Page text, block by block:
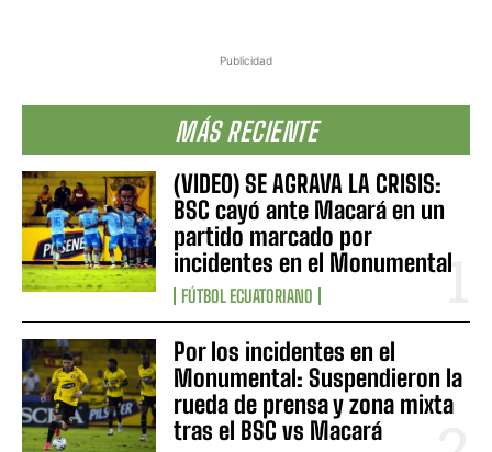
Publicidad
MÁS RECIENTE
(VIDEO) SE AGRAVA LA CRISIS:
BSC cayó ante Macará en un
partido marcado por
incidentes en el Monumental
FÚTBOL ECUATORIANO
Por los incidentes en el
Monumental: Suspendieron la
rueda de prensa y zona mixta
tras el BSC vs Macará